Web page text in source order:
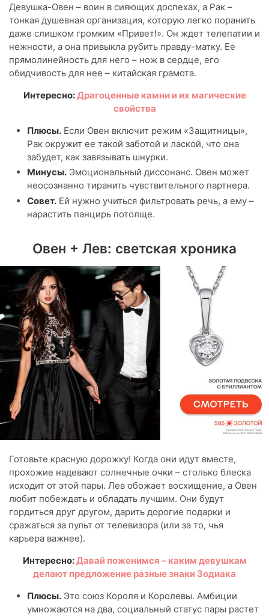
Девушка-Овен – воин в сияющих доспехах, а Рак –
тонкая душевная организация, которую легко поранить
даже слишком громким «Привет!». Он ждет телепатии и
нежности, а она привыкла рубить правду-матку. Ее
прямолинейность для него – нож в сердце, его
обидчивость для нее – китайская грамота.
Интересно:Драгоценные камни и их магические
свойства
Плюсы. Если Овен включит режим «Защитницы»,
Рак окружит ее такой заботой и лаской, что она
забудет, как завязывать шнурки.
Минусы. Эмоциональный диссонанс. Овен может
неосознанно тиранить чувствительного партнера.
Совет. Ей нужно учиться фильтровать речь, а ему –
нарастить панцирь потолще.
Овен + Лев: светская хроника
Готовьте красную дорожку! Когда они идут вместе,
прохожие надевают солнечные очки – столько блеска
исходит от этой пары. Лев обожает восхищение, а Овен
любит побеждать и обладать лучшим. Они будут
гордиться друг другом, дарить дорогие подарки и
сражаться за пульт от телевизора (или за то, чья
карьера важнее).
Интересно:Давай поженимся – каким девушкам
делают предложение разные знаки Зодиака
Плюсы. Это союз Короля и Королевы. Амбиции
умножаются на два, социальный статус пары растет